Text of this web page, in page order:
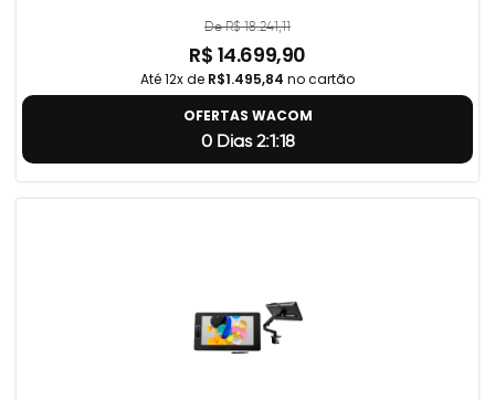
De R$ 18.241,11
R$ 14.699,90
Até 12x de R$1.495,84 no cartão
OFERTAS WACOM
0 Dias 2:1:17